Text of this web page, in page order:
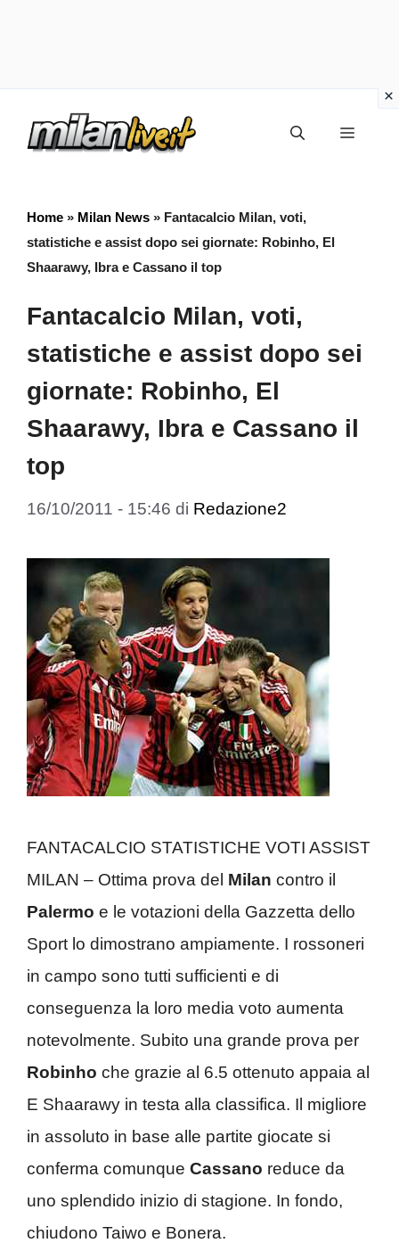
Menu
Home » Milan News » Fantacalcio Milan, voti,
statistiche e assist dopo sei giornate: Robinho, El
Shaarawy, Ibra e Cassano il top
Fantacalcio Milan, voti,
statistiche e assist dopo sei
giornate: Robinho, El
Shaarawy, Ibra e Cassano il
top
16/10/2011 - 15:46 di Redazione2
FANTACALCIO STATISTICHE VOTI ASSIST
MILAN – Ottima prova del Milan contro il
Palermo e le votazioni della Gazzetta dello
Sport lo dimostrano ampiamente. I rossoneri
in campo sono tutti sufficienti e di
conseguenza la loro media voto aumenta
notevolmente. Subito una grande prova per
Robinho che grazie al 6.5 ottenuto appaia al
E Shaarawy in testa alla classifica. Il migliore
in assoluto in base alle partite giocate si
conferma comunque Cassano reduce da
uno splendido inizio di stagione. In fondo,
chiudono Taiwo e Bonera.